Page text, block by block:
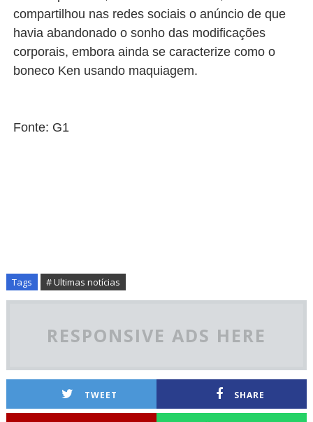
compartilhou nas redes sociais o anúncio de que
havia abandonado o sonho das modificações
corporais, embora ainda se caracterize como o
boneco Ken usando maquiagem.
Fonte: G1
Tags # Ultimas notícias
RESPONSIVE ADS HERE
TWEET SHARE